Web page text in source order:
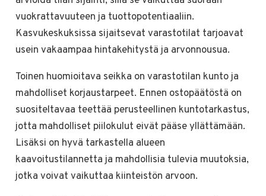
vuokrattavuuteen ja tuottopotentiaaliin.
Kasvukeskuksissa sijaitsevat varastotilat tarjoavat
usein vakaampaa hintakehitystä ja arvonnousua.
Toinen huomioitava seikka on varastotilan kunto ja
mahdolliset korjaustarpeet. Ennen ostopäätöstä on
suositeltavaa teettää perusteellinen kuntotarkastus,
jotta mahdolliset piilokulut eivät pääse yllättämään.
Lisäksi on hyvä tarkastella alueen
kaavoitustilannetta ja mahdollisia tulevia muutoksia,
jotka voivat vaikuttaa kiinteistön arvoon.